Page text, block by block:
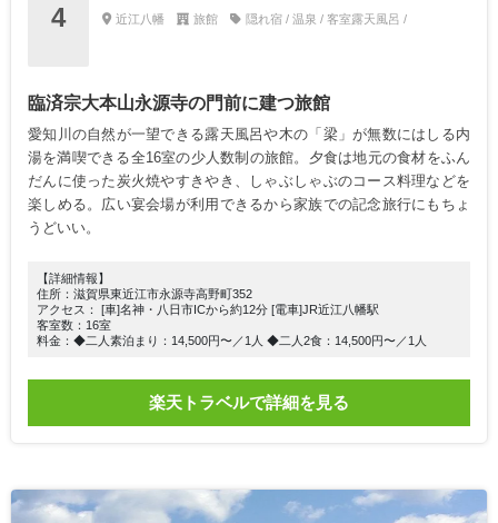
4 近江八幡 旅館 隠れ宿 / 温泉 / 客室露天風呂 /
臨済宗大本山永源寺の門前に建つ旅館
愛知川の自然が一望できる露天風呂や木の「梁」が無数にはしる内
湯を満喫できる全16室の少人数制の旅館。夕食は地元の食材をふん
だんに使った炭火焼やすきやき、しゃぶしゃぶのコース料理などを
楽しめる。広い宴会場が利用できるから家族での記念旅行にもちょ
うどいい。
【詳細情報】
住所：滋賀県東近江市永源寺高野町352
アクセス： [車]名神・八日市ICから約12分 [電車]JR近江八幡駅
客室数：16室
料金：◆二人素泊まり：14,500円〜／1人 ◆二人2食：14,500円〜／1人
楽天トラベルで詳細を見る